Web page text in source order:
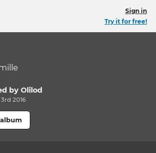
Sign in
Try it for free!
byOlilod
2016